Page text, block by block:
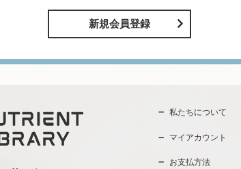
新規会員登録
私たちについて
マイアカウント
お支払方法